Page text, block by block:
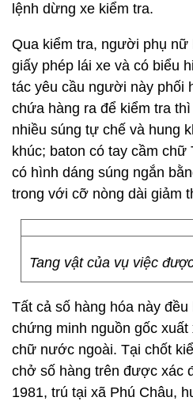
lệnh dừng xe kiểm tra.
Qua kiểm tra, người phụ
giấy phép lái xe và có biểu
tác yêu cầu người này phối
chứa hàng ra để kiểm tra
nhiều súng tự chế và hung
khúc; baton có tay cầm chữ
có hình dáng súng ngắn
trong với cỡ nòng dài giảm
Tang vật của vụ việc
Tất cả số hàng hóa này
chứng minh nguồn gốc
chữ nước ngoài. Tại chốt
chở số hàng trên được xác
1981, trú tại xã Phú Châu,